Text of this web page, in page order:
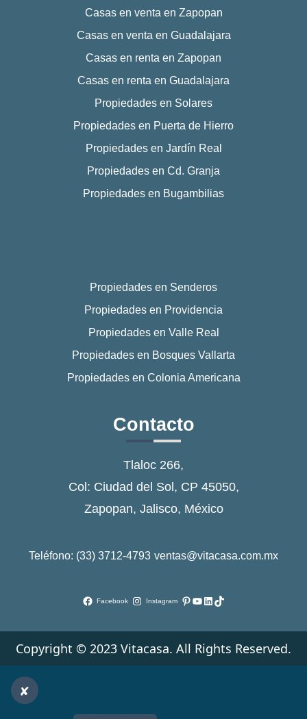
Casas en venta en Zapopan
Casas en venta en Guadalajara
Casas en renta en Zapopan
Casas en renta en Guadalajara
Propiedades en Solares
Propiedades en Puerta de Hierro
Propiedades en Jardín Real
Propiedades en Cd. Granja
Propiedades en Bugambilias
Propiedades en Senderos
Propiedades en Providencia
Propiedades en Valle Real
Propiedades en Bosques Vallarta
Propiedades en Colonia Americana
Contacto
Tlaloc 266,
Col: Ciudad del Sol, CP 45050,
Zapopan, Jalisco, México
Teléfono: (33) 3712-4793 ventas@vitacasa.com.mx
Facebook Instagram Pinterest
YouTube
LinkedIn
TikTok
Copyright © 2023 Vitacasa. All Rights Reserved.